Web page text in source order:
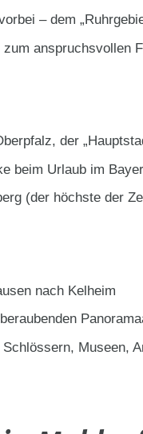
– dem
anspruchsvollen
der
beim Urlaub im
(der höchste der
nach Kelheim
Museen,